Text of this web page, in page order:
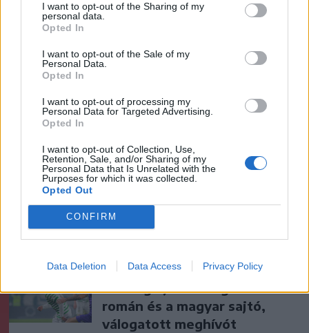
I want to opt-out of the Sharing of my
personal data.
Opted In
I want to opt-out of the Sale of my
Personal Data.
Opted In
I want to opt-out of processing my
Personal Data for Targeted Advertising.
Opted In
I want to opt-out of Collection, Use,
Retention, Sale, and/or Sharing of my
Personal Data that Is Unrelated with the
Purposes for which it was collected.
Opted Out
CONFIRM
Data Deletion Data Access Privacy Policy
Ezek is érdekelhetik
Tömegverekedés lett a szűk
mezőgazdasági úti vitából
Székelyhon
akiket villámcsapás ért a
Maros partján – frissítve
Székely Sport
Corbu góljától hangos a
román és a magyar sajtó,
válogatott meghívót